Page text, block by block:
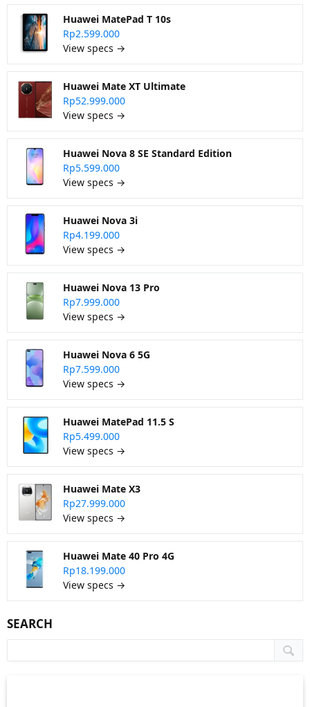
Huawei MatePad T 10s
Rp2.599.000
View specs →
Huawei Mate XT Ultimate
Rp52.999.000
View specs →
Huawei Nova 8 SE Standard Edition
Rp5.599.000
View specs →
Huawei Nova 3i
Rp4.199.000
View specs →
Huawei Nova 13 Pro
Rp7.999.000
View specs →
Huawei Nova 6 5G
Rp7.599.000
View specs →
Huawei MatePad 11.5 S
Rp5.499.000
View specs →
Huawei Mate X3
Rp27.999.000
View specs →
Huawei Mate 40 Pro 4G
Rp18.199.000
View specs →
SEARCH